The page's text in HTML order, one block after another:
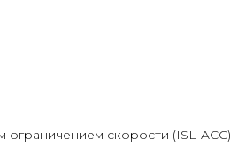
ограничением скорости (ISL-ACC)